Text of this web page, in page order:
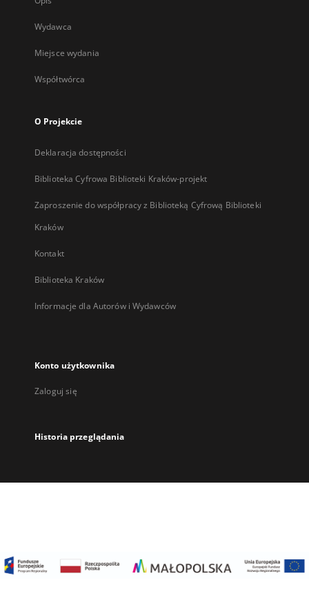
Wydawca
Miejsce wydania
Współtwórca
O Projekcie
Deklaracja dostępności
Biblioteka Cyfrowa Biblioteki Kraków-projekt
Zaproszenie do współpracy z Biblioteką Cyfrową Biblioteki
Kraków
Kontakt
Biblioteka Kraków
Informacje dla Autorów i Wydawców
Konto użytkownika
Zaloguj się
Historia przeglądania